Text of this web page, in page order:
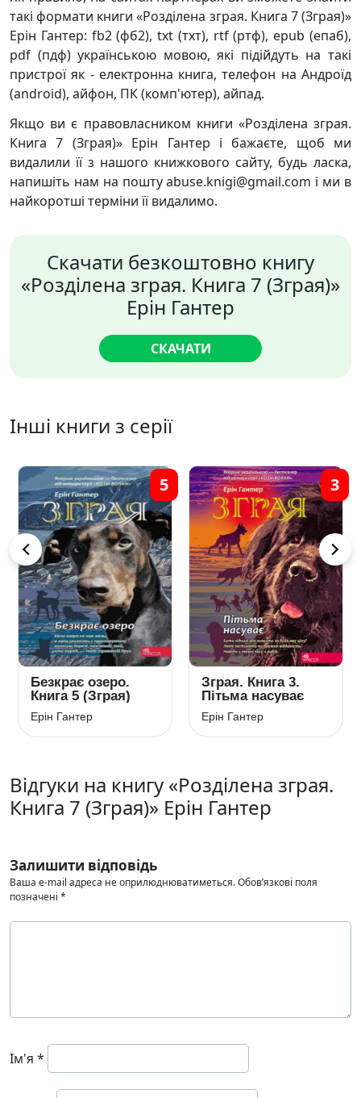
такі формати книги «Розділена зграя. Книга 7 (Зграя)»
Ерін Гантер: fb2 (фб2), txt (тхт), rtf (ртф), epub (епаб),
pdf (пдф) українською мовою, які підійдуть на такі
пристрої як - електронна книга, телефон на Андроїд
(android), айфон, ПК (комп'ютер), айпад.
Якщо ви є правовласником книги «Розділена зграя.
Книга 7 (Зграя)» Ерін Гантер і бажаєте, щоб ми
видалили її з нашого книжкового сайту, будь ласка,
напишіть нам на пошту abuse.knigi@gmail.com і ми в
найкоротші терміни її видалимо.
Скачати безкоштовно книгу
«Розділена зграя. Книга 7 (Зграя)»
Ерін Гантер
СКАЧАТИ
Інші книги з серії
Безкрає озеро.
Книга 5 (Зграя)
Ерін Гантер
5
Зграя. Книга 3.
Пітьма насуває
Ерін Гантер
3
Відгуки на книгу «Розділена зграя.
Книга 7 (Зграя)» Ерін Гантер
Залишити відповідь
Ваша e-mail адреса не оприлюднюватиметься.Обов’язкові поля
позначені *
Ім'я *